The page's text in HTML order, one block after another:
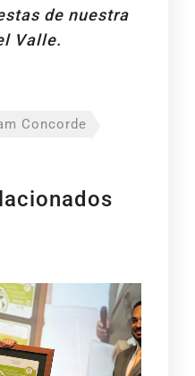
de nuestra
Valle.
Concorde